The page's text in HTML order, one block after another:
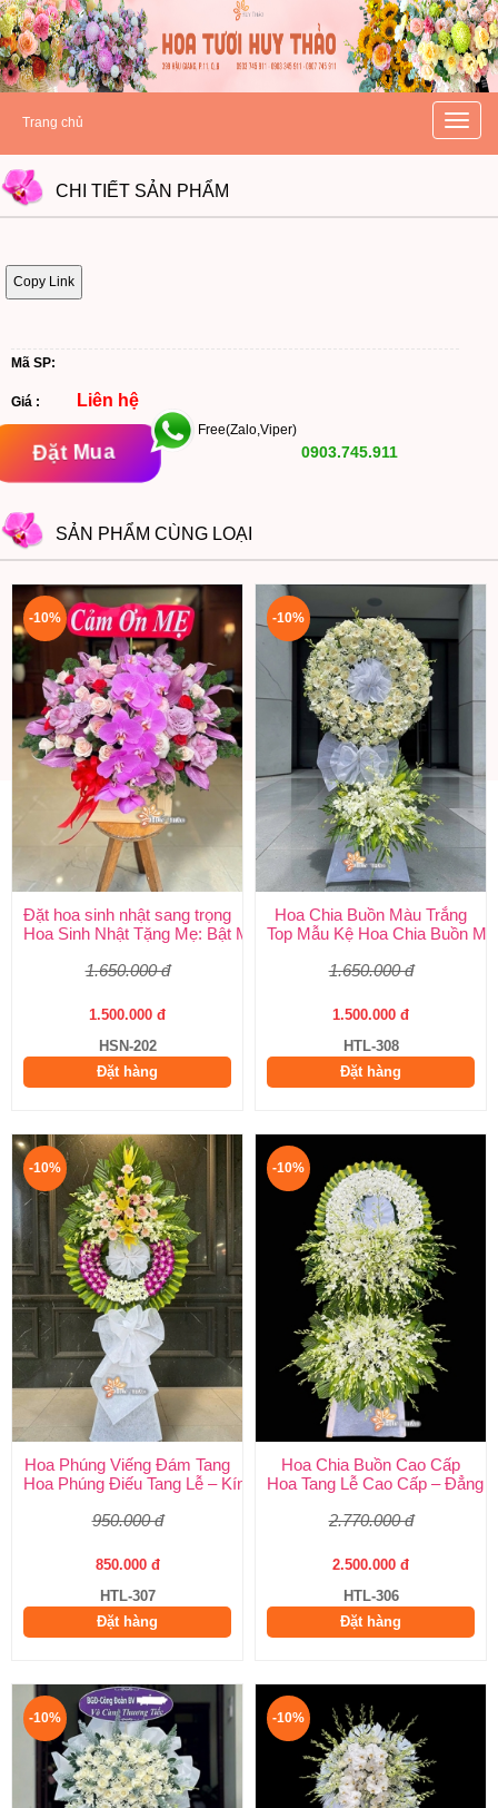
hoatuoihuythao.com
hoatuoihuythao.com
//hoatuoihuythao.com/
Toggle
Trang chủ
CHI TIẾT SẢN PHẨM
Copy Link
Mã SP:
Giá : Liên hệ
Đặt Mua
Free(Zalo,Viper)
0903.745.911
SẢN PHẨM CÙNG LOẠI
-10%
Đặt hoa sinh nhật sang trọng
Hoa Sinh Nhật Tặng Mẹ: Bật Mí 5 Loại Hoa Ý Nghĩa & Cách
1.650.000 đ
1.500.000 đ
HSN-202
Đặt hàng
-10%
Hoa Chia Buồn Màu Trắng
Top Mẫu Kệ Hoa Chia Buồn
1.650.000 đ
1.500.000 đ
HTL-308
Đặt hàng
-10%
Hoa Phúng Viếng Đám Tang
Hoa Phúng Điếu Tang Lễ – Kính Viếng Trang Nghiêm, Giao
950.000 đ
850.000 đ
HTL-307
Đặt hàng
-10%
Hoa Chia Buồn Cao Cấp
Hoa Tang Lễ Cao Cấp – Đẳng
2.770.000 đ
2.500.000 đ
HTL-306
Đặt hàng
-10% -10%